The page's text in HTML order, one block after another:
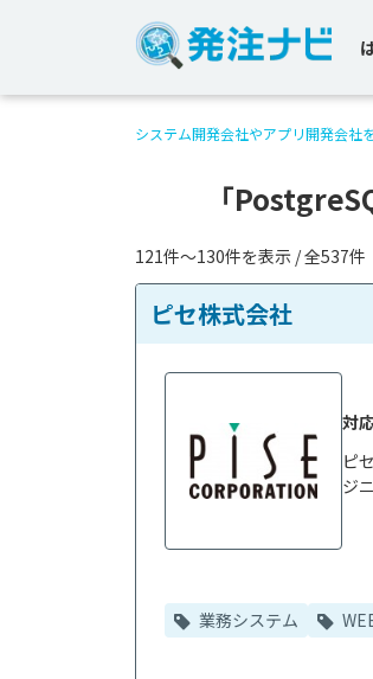
システム開発会社やアプリ開発会社
「
121件〜130件を表示 / 全537件
ピセ株式会社
ピ
ジ
対
業務システム